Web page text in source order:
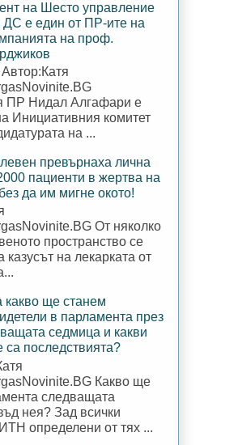
на Шесто управление
ДС е един от ПР-ите на
на проф.
ПР Нидал Алгафари е
Инициативния комитет
на ...
превърнаха лична
пациенти в жертва на
да им мигне окото!
От няколко
пространство се
казусът на лекарката от
какво ще станем
в парламента през
седмица и какви
са последствията?
Какво ще
следващата
нея? Зад всички
определени от тях ...